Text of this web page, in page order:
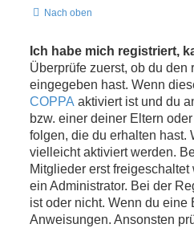
Nach oben
Ich habe mich registriert,
Überprüfe zuerst, ob du
eingegeben hast. Wenn
COPPA aktiviert ist und du
bzw. einer deiner Eltern
folgen, die du erhalten hast.
vielleicht aktiviert werden.
Mitglieder erst
ein Administrator. Bei der
ist oder nicht. Wenn du eine
Anweisungen. Ansonsten